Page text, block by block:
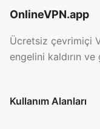
OnlineVPN.app
Ücretsiz çevrimiçi
engelini kaldırın
Kullanım Alanları